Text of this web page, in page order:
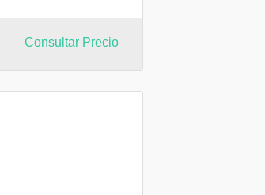
Consultar Precio